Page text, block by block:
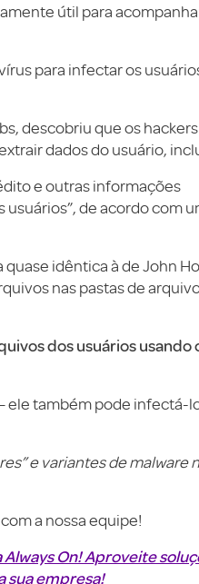
útil para
para infectar os
descobriu que os hackers
dados do usuário,
e outras informações
de acordo com
idêntica à de John
nas pastas de
dos usuários usando
ele também pode infectá-
e variantes de malware
a nossa equipe!
Always On! Aproveite
sua empresa!